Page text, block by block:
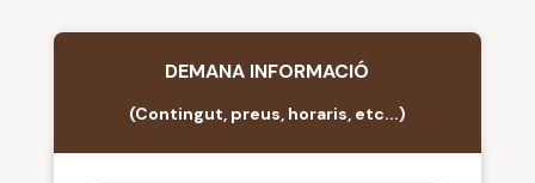
DEMANA INFORMACIÓ
(Contingut, preus, horaris, etc...)